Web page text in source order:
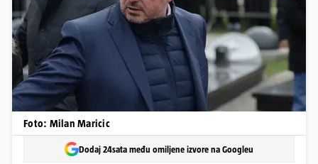
Foto: Milan Maricic
Dodaj 24sata među omiljene izvore na Googleu